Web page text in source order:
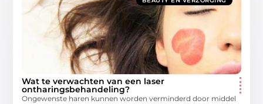
Wat te verwachten van een laser
ontharingsbehandeling?
Ongewenste haren kunnen worden verminderd door middel